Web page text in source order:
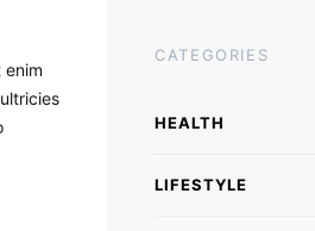
CATEGORIES
HEALTH
LIFESTYLE